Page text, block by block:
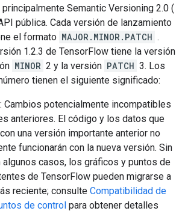
Semantic Versioning 2.0 (
pública. Cada versión de lanzamiento
el formato MAJOR.MINOR.PATCH .
1.2.3 de TensorFlow tiene la versión
MINOR 2 y la versión PATCH 3. Los
tienen el siguiente significado:
: Cambios potencialmente incompatibles
anteriores. El código y los datos que
una versión importante anterior no
funcionarán con la nueva versión. Sin
algunos casos, los gráficos y puntos de
de TensorFlow pueden migrarse a
reciente; consulte Compatibilidad de
de control para obtener detalles